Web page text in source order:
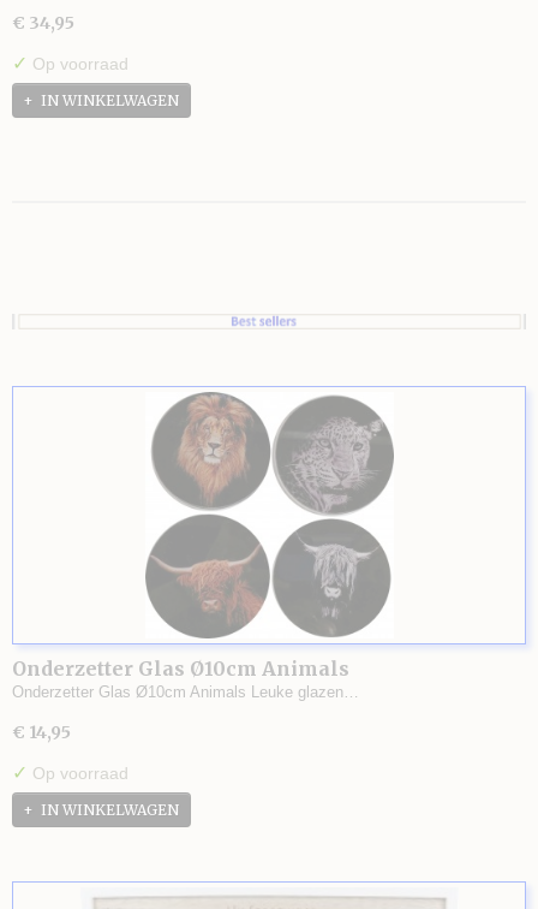
€ 34,95
✓ Op voorraad
IN WINKELWAGEN
Onderzetter Glas Ø10cm Animals
Onderzetter Glas Ø10cm Animals Leuke glazen…
€ 14,95
✓ Op voorraad
IN WINKELWAGEN